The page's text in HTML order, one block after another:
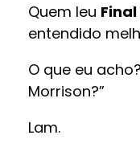
Quem leu
entendido
O que eu
Morrison?”
Lam.